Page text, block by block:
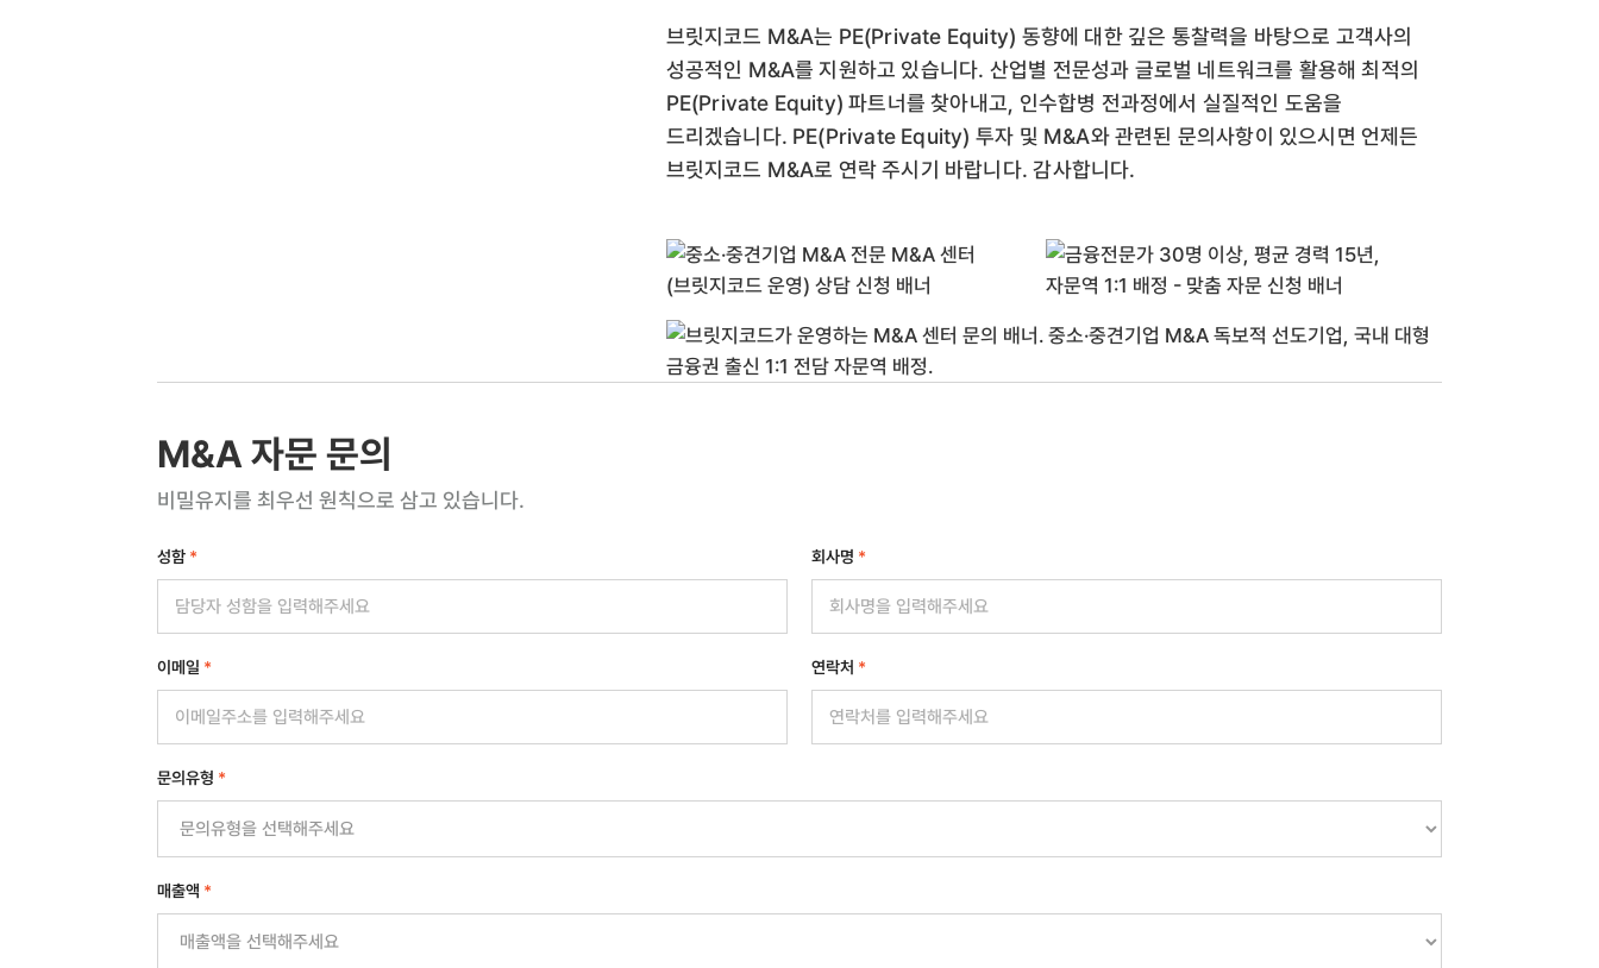
브릿지코드 M&A는 PE(Private Equity) 동향에 대한 깊은 통찰력을 바탕으로 고객사의
성공적인 M&A를 지원하고 있습니다. 산업별 전문성과 글로벌 네트워크를 활용해 최적의
PE(Private Equity) 파트너를 찾아내고, 인수합병 전과정에서 실질적인 도움을
드리겠습니다. PE(Private Equity) 투자 및 M&A와 관련된 문의사항이 있으시면 언제든
브릿지코드 M&A로 연락 주시기 바랍니다. 감사합니다.
M&A 자문 문의
비밀유지를 최우선 원칙으로 삼고 있습니다.
성함 * 회사명 *
이메일 * 연락처 *
문의유형 *
매출액 *